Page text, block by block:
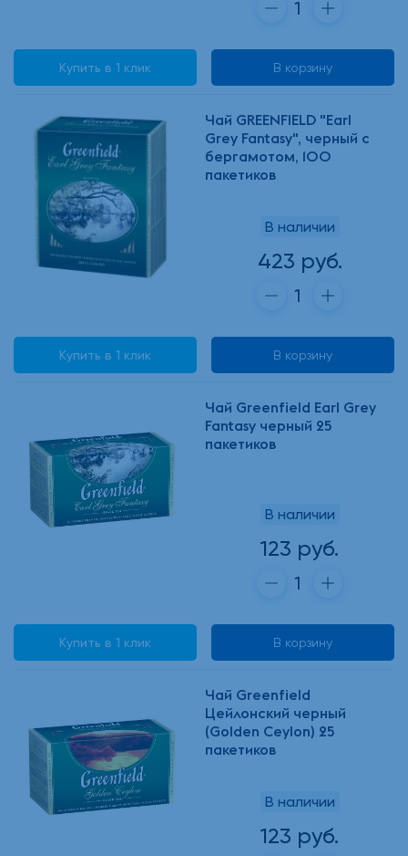
Купить в 1 клик В корзину
Чай GREENFIELD "Earl
Grey Fantasy", черный с
бергамотом, 100
пакетиков
В наличии
423 руб.
Купить в 1 клик В корзину
Чай Greenfield Earl Grey
Fantasy черный 25
пакетиков
В наличии
123 руб.
Купить в 1 клик В корзину
Чай Greenfield
Цейлонский черный
(Golden Ceylon) 25
пакетиков
В наличии
123 руб.